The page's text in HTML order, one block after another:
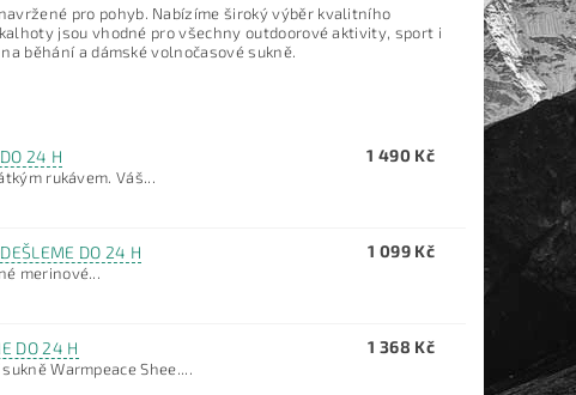
pro pohyb. Nabízíme široký výběr kvalitního
jsou vhodné pro všechny outdoorové aktivity, sport i
běhání a dámské volnočasové sukně.
24 H
rukávem. Váš...
1 490 Kč
DO 24 H
merinové...
1 099 Kč
DO 24 H
Warmpeace Shee....
1 368 Kč